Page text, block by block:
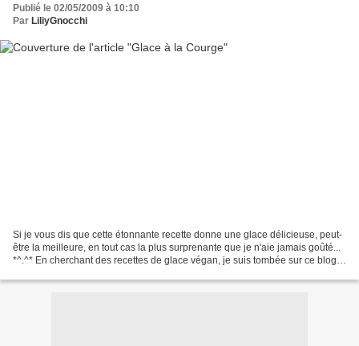
Publié le 02/05/2009 à 10:10
Par LiliyGnocchi
Si je vous dis que cette étonnante recette donne une glace délicieuse, peut-
être la meilleure, en tout cas la plus surprenante que je n'aie jamais goûté...
*^.^* En cherchant des recettes de glace végan, je suis tombée sur ce blog